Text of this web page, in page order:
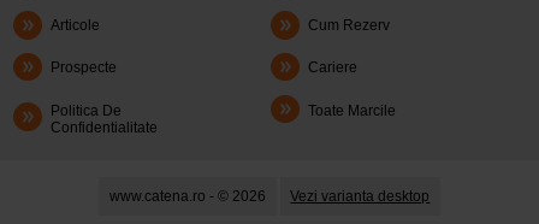
Articole Cum Rezerv
Prospecte Cariere
Politica De
Confidentialitate
Toate Marcile
www.catena.ro - © 2026 Vezi varianta desktop